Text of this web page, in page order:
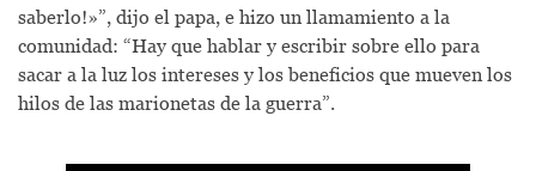
saberlo!»”, dijo el papa, e hizo un llamamiento a la
comunidad: “Hay que hablar y escribir sobre ello para
sacar a la luz los intereses y los beneficios que mueven los
hilos de las marionetas de la guerra”.